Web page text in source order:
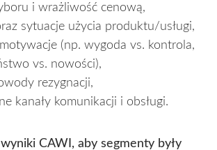
i wrażliwość cenową,
sytuacje użycia produktu/usługi,
(np. wygoda vs. kontrola,
vs. nowości),
rezygnacji,
kanały komunikacji i obsługi.
CAWI, aby segmenty były